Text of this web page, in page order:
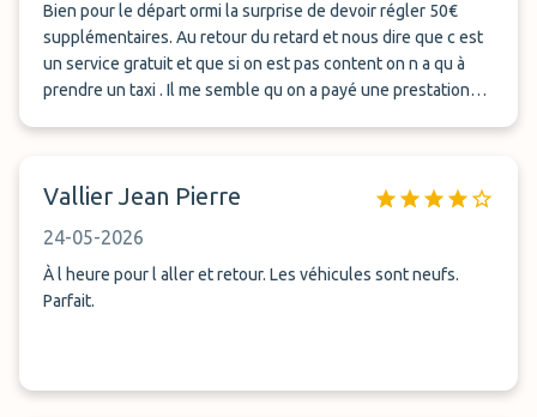
Bien pour le départ ormi la surprise de devoir régler 50€
supplémentaires. Au retour du retard et nous dire que c est
un service gratuit et que si on est pas content on n a qu à
prendre un taxi . Il me semble qu on a payé une prestation
Vallier Jean Pierre
24-05-2026
À l heure pour l aller et retour. Les véhicules sont neufs.
Parfait.